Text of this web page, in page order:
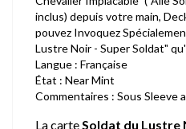
inclus) depuis votre main,
pouvez Invoquez
Lustre Noir - Super Soldat"
Langue : Française
État : Near Mint
Commentaires : Sous Sleeve
La carteSoldat du Lustre